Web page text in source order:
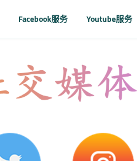
Facebook服务 Youtube服务